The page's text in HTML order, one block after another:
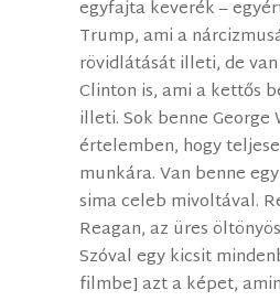
egyfajta keverék –
Trump, ami a
rövidlátását illeti, de
Clinton is, ami a kettős
illeti. Sok benne George
értelemben, hogy
munkára. Van benne
sima celeb mivoltával.
Reagan, az üres
Szóval egy kicsit
filmbe] azt a képet,